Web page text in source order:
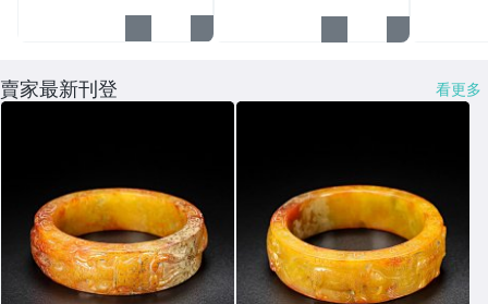
賣家最新刊登 看更多